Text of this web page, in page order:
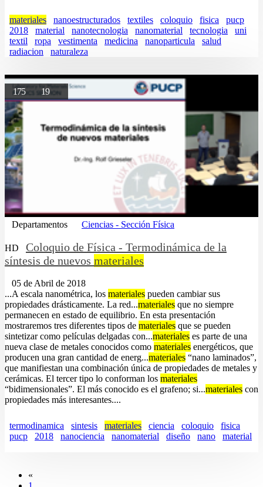
materiales nanoestructurados textiles coloquio fisica
pucp
2018
material nanotecnologia nanomaterial tecnologia
uni
textil
ropa vestimenta medicina nanoparticula
salud
radiacion
naturaleza
17519
Departamentos Ciencias - Sección Física
HD
Coloquio de Física - Termodinámica de la
síntesis de nuevos materiales
05 de Abril de 2018
...A escala nanométrica, los materiales pueden cambiar sus
propiedades drásticamente. La red...materiales que no siempre
permanecen en estado de equilibrio. En esta presentación
mostraremos tres diferentes tipos de materiales que se pueden
sintetizar como películas delgadas con...materiales es parte de una
nueva clase de metales conocidos como materiales energéticos, que
producen una gran cantidad de energ...materiales “nano laminados”,
que manifiestan una combinación única de propiedades de metales y
cerámicas. El tercer tipo lo conforman los materiales
“bidimensionales”. El más conocido es el grafeno; si...materiales con
propiedades más interesantes....
termodinamica sintesis materiales ciencia coloquio
fisica
pucp
2018 nanociencia nanomaterial diseño nano material
«